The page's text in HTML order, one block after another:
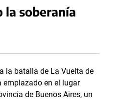
la soberanía
la batalla de La Vuelta de
emplazado en el lugar
de Buenos Aires, un